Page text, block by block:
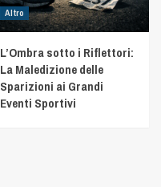
Altro
L’Ombra sotto i Riflettori:
La Maledizione delle
Sparizioni ai Grandi
Eventi Sportivi